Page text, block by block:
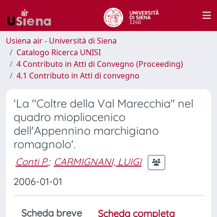
Usiena air - Università di Siena
Catalogo Ricerca UNISI
4 Contributo in Atti di Convegno (Proceeding)
4.1 Contributo in Atti di convegno
'La "Coltre della Val Marecchia" nel
quadro miopliocenico
dell'Appennino marchigiano
romagnolo'.
Conti P.; CARMIGNANI, LUIGI
2006-01-01
Scheda breve Scheda completa